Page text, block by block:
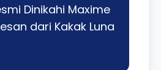
Dinikahi Maxime
dari Kakak Luna